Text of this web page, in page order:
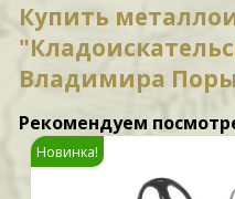
Купить
Владимира
Рекомендуем
Новинка!